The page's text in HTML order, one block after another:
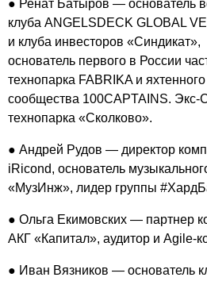
● Ренат Батыров — основатель
клуба ANGELSDECK GLOBAL
и клуба инвесторов «Синдикат»,
основатель первого в России
технопарка FABRIKA и яхтенного
сообщества 100CAPTAINS. Экс-
технопарка «Сколково».
● Андрей Рудов — директор
iRicond, основатель
«МузИнж», лидер группы
● Ольга Екимовских — партнер
АКГ «Капитал», аудитор и Agile-
● Иван Вязников — основатель